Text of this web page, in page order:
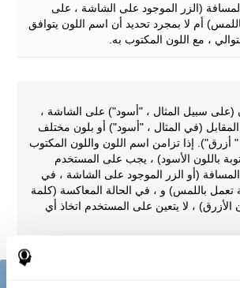
(الزر الموجود على الشاشة ، على
أم لا بمجرد تحديد أن اسم اللون يتوافق
، مع اللون المكتوب به.
سبيل المثال ، "أسود") على الشاشة ،
المقابل (في المثال ، "أسود") أو بلون مختلف
أزرق"). إذا تزامن اسم اللون واللون المكتوب
باللون الأسود) ، يجب على المستخدم
(أو الزر الموجود على الشاشة ، في
باللمس) و ، في الحالة المعاكسة (كلمة
الأزرق) ، لا يتعين على المستخدم اتخاذ أي